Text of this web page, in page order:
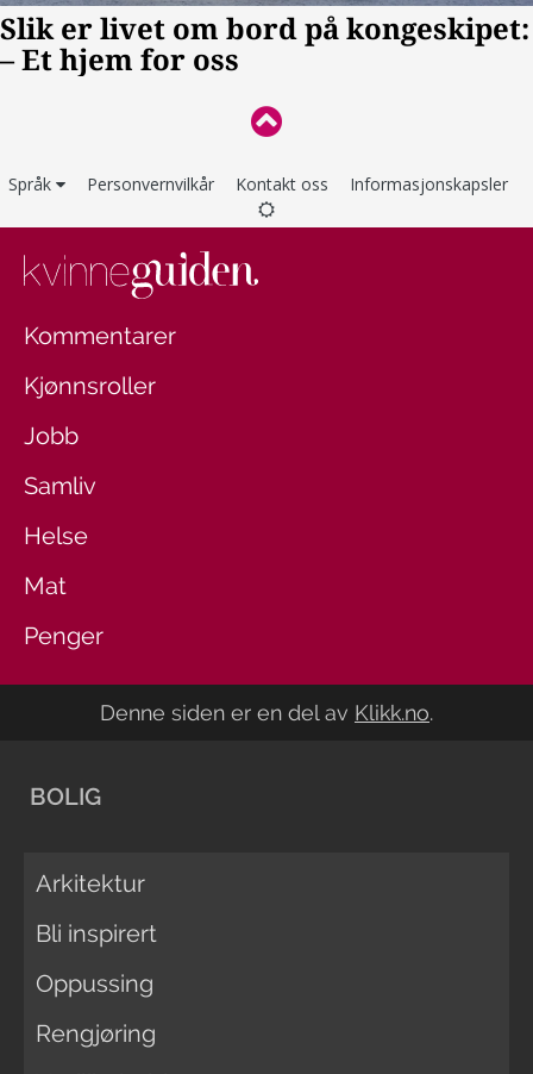
Språk Personvernvilkår Kontakt oss Informasjonskapsler
Kommentarer
Kjønnsroller
Jobb
Samliv
Helse
Mat
Penger
Denne siden er en del av Klikk.no.
BOLIG
Arkitektur
Bli inspirert
Oppussing
Rengjøring